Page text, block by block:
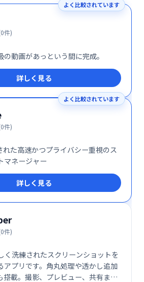
よく比較されています
件)
動画があっという間に完成。
詳しく見る
よく比較されています
件)
れた高速かつプライバシー重視のス
マネージャー
詳しく見る
件)
く洗練されたスクリーンショットを
アプリです。角丸処理や透かし追加
搭載。撮影、プレビュー、共有まで